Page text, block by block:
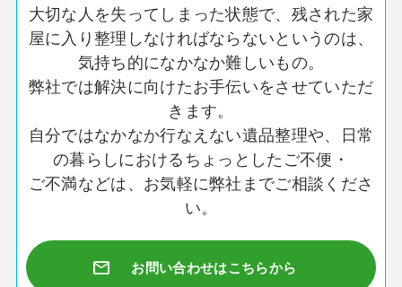
大切な人を失ってしまった状態で、残された家
屋に入り整理しなければならないというのは、
気持ち的になかなか難しいもの。
弊社では解決に向けたお手伝いをさせていただ
きます。
自分ではなかなか行なえない遺品整理や、日常
の暮らしにおけるちょっとしたご不便・
ご不満などは、お気軽に弊社までご相談くださ
い。
mail お問い合わせはこちらから